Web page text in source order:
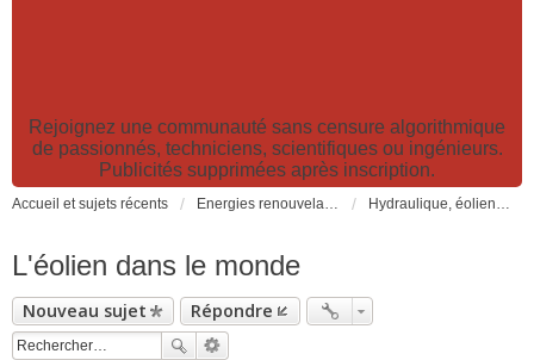
Rejoignez une communauté sans censure algorithmique
de passionnés, techniciens, scientifiques ou ingénieurs.
Publicités supprimées après inscription.
Accueil et sujets récents Energies renouvelables et fossiles, énergie solaire, biocarburants et changement climatique Hydraulique, éoliennes, géothermie, énergies marines, biogaz...
L'éolien dans le monde
Nouveau sujet Répondre